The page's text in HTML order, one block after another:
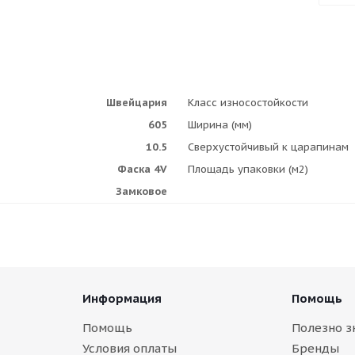
Швейцария Класс износостойкости
605 Ширина (мм)
10.5 Сверхустойчивый к царапинам
Фаска 4V Площадь упаковки (м2)
Замковое
Информация
Помощь
Условия оплаты
Помощь
Полезно
Бренды